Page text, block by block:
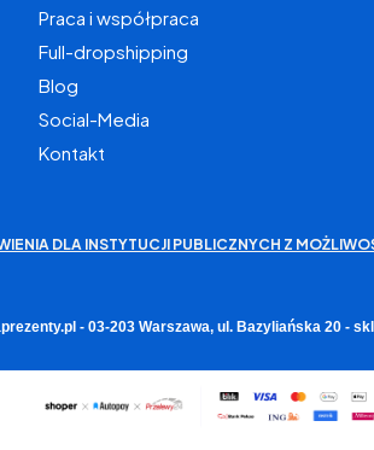
Praca i współpraca
Full-dropshipping
Blog
Social-Media
Kontakt
DLA INSTYTUCJI PUBLICZNYCH Z
- 03-203 Warszawa, ul. Bazyliańska 20 -